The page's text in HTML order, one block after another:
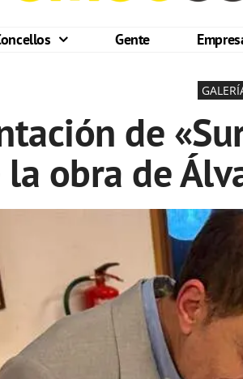
Gente
de
la obra de